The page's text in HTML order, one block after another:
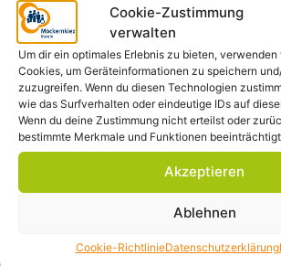
Cookie-Zustimmung
verwalten
Um dir ein optimales Erlebnis zu bieten,
Cookies, um Geräteinformationen zu speichern
zuzugreifen. Wenn du diesen Technologien
wie das Surfverhalten oder eindeutige IDs auf
Wenn du deine Zustimmung nicht erteilst oder
bestimmte Merkmale und Funktionen
Akzeptieren
Ablehnen
Cookie-RichtlinieDatenschutzerklärung
seinem GrabOrt:
Aug. 20, 18:30Zum 30. Todestag
Reiser – Gymmick auf dem
Kiezplatz
Aug. 22, 18:00Radioeins Parkfest
GleisdreieckparkOrt:
Weizsäcker geb. Wille – Ein Leben